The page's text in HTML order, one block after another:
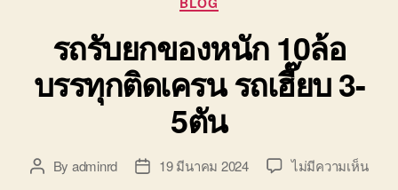
รถรับยกของหนัก 10ล้อ
บรรทุกติดเครน รถเฮี๊ยบ 3-
5ตัน
PostBy adminrd
Post19 มีนาคม 2024 ไม่มีความเห็นบน